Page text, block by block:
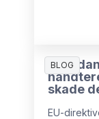
BLOG
skade
EU-